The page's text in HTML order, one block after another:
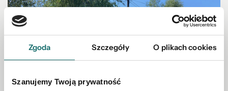
Zgoda Szczegóły O plikach cookies
Szanujemy Twoją prywatność